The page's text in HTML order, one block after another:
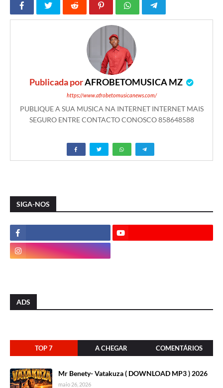
Publicada porAFROBETOMUSICA MZ
https://www.afrobetomusicanews.com/
PUBLIQUE A SUA MUSICA NA INTERNET INTERNET MAIS
SEGURO ENTRE CONTACTO CONOSCO 858648588
SIGA-NOS
ADS
TOP 7 A CHEGAR COMENTÁRIOS
Mr Benety- Vatakuza ( DOWNLOAD MP3 ) 2026
maio 26, 2026